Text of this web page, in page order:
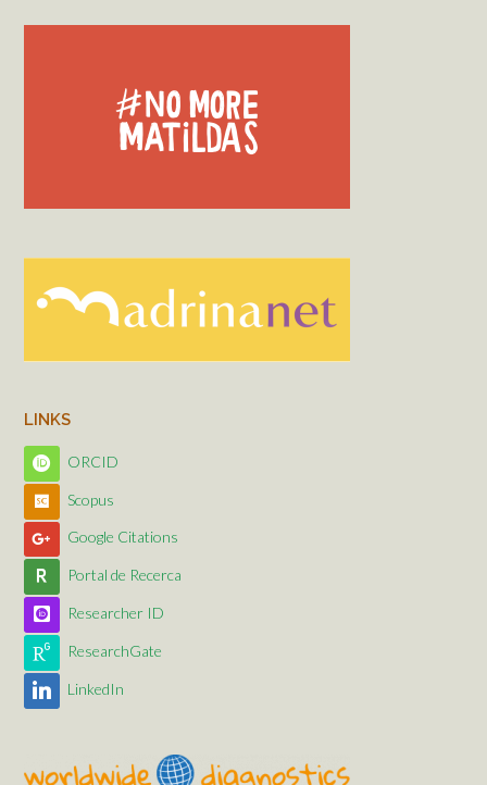
LINKS
ORCID
Scopus
Google Citations
Portal de Recerca
Researcher ID
ResearchGate
LinkedIn